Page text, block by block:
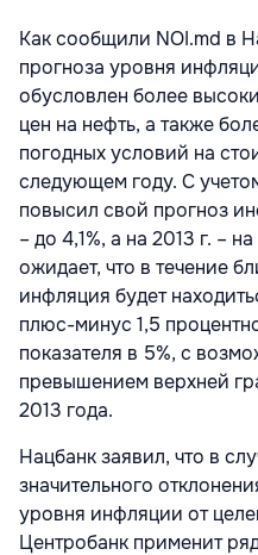
Как сообщили NOI.md в
прогноза уровня
обусловлен более
цен на нефть, а также
погодных условий на
следующем году. С
повысил свой прогноз
– до 4,1%, а на 2013 г. –
ожидает, что в течение
инфляция будет
плюс-минус 1,5
показателя в 5%, с
превышением верхней
2013 года.
Нацбанк заявил, что в
значительного
уровня инфляции от
Центробанк применит